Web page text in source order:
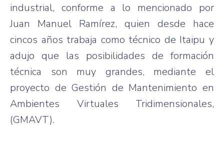
industrial, conforme a lo mencionado por
Juan Manuel Ramírez, quien desde
hace
cincos años trabaja como técnico de Itaipu y
adujo que las posibilidades deformación
técnica son muy grandes, mediante el
proyecto deGestión de Mantenimiento en
Ambientes
Virtuales Tridimensionales,
(GMAVT).